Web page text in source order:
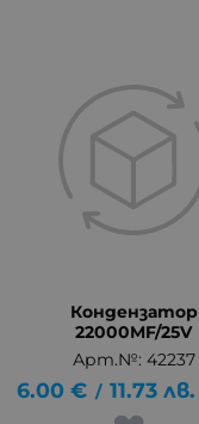
Кондензатор
22000MF/25V
Арт.№: 42237
6.00 € / 11.73 лв.